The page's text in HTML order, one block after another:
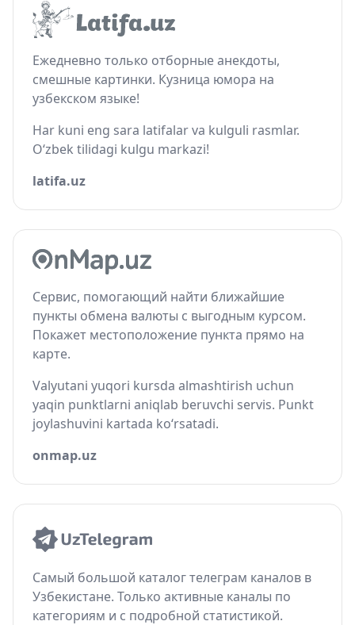
Ежедневно только отборные анекдоты,
смешные картинки. Кузница юмора на
узбекском языке!
Har kuni eng sara latifalar va kulguli rasmlar.
O‘zbek tilidagi kulgu markazi!
latifa.uz
Сервис, помогающий найти ближайшие
пункты обмена валюты с выгодным курсом.
Покажет местоположение пункта прямо на
карте.
Valyutani yuqori kursda almashtirish uchun
yaqin punktlarni aniqlab beruvchi servis. Punkt
joylashuvini kartada ko‘rsatadi.
onmap.uz
Самый большой каталог телеграм каналов в
Узбекистане. Только активные каналы по
категориям и с подробной статистикой.